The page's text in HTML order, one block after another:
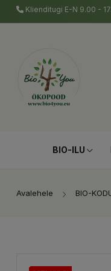
Klienditugi E-N 9.00 -
BIO-ILU
Avalehele BIO-